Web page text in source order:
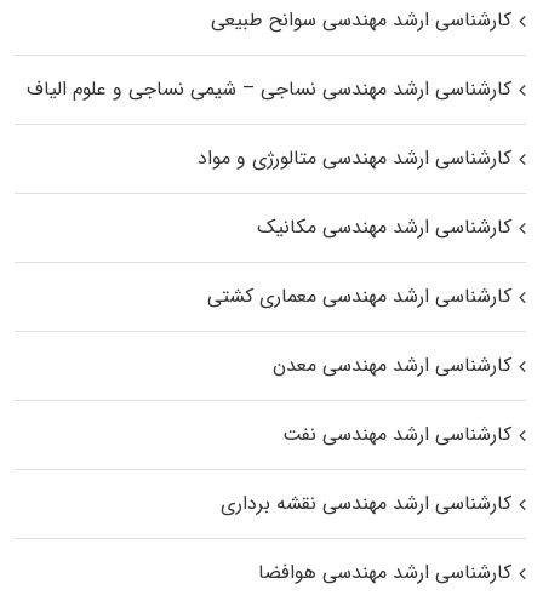
کارشناسی ارشد مهندسی سوانح طبیعی
کارشناسی ارشد مهندسی نساجی – شیمی نساجی و علوم الیاف
کارشناسی ارشد مهندسی متالورژی و مواد
کارشناسی ارشد مهندسی مکانیک
کارشناسی ارشد مهندسی معماری کشتی
کارشناسی ارشد مهندسی معدن
کارشناسی ارشد مهندسی نفت
کارشناسی ارشد مهندسی نقشه برداری
کارشناسی ارشد مهندسی هوافضا